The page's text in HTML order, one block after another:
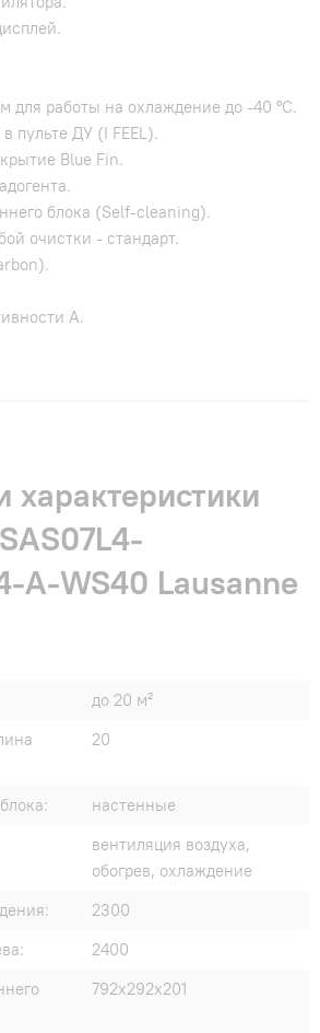
для работы на охлаждение до -40 °C.
пульте ДУ (I FEEL).
Blue Fin.
блока (Self-cleaning).
очистки - стандарт.
A.
характеристики
A-WS40 Lausanne
до 20 м²
20
настенные
вентиляция воздуха,
обогрев, охлаждение
2300
2400
792x292x201